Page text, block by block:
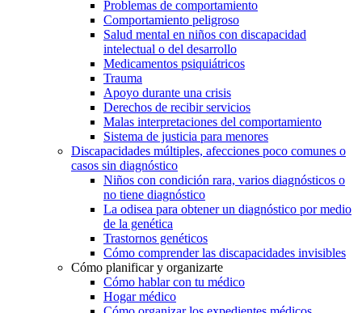
Problemas de comportamiento
Comportamiento peligroso
Salud mental en niños con discapacidad
intelectual o del desarrollo
Medicamentos psiquiátricos
Trauma
Apoyo durante una crisis
Derechos de recibir servicios
Malas interpretaciones del comportamiento
Sistema de justicia para menores
Discapacidades múltiples, afecciones poco comunes o
casos sin diagnóstico
Niños con condición rara, varios diagnósticos o
no tiene diagnóstico
La odisea para obtener un diagnóstico por medio
de la genética
Trastornos genéticos
Cómo comprender las discapacidades invisibles
Cómo planificar y organizarte
Cómo hablar con tu médico
Hogar médico